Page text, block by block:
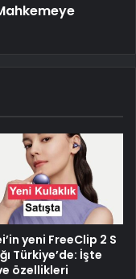
yeni FreeClip 2 S
Türkiye’de: İşte
özellikleri